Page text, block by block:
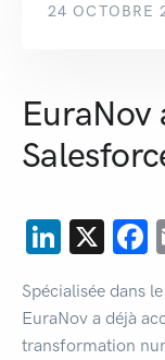
24 OCTOBRE
EuraNov
X
Spécialisée dans
EuraNov a déjà
transformation